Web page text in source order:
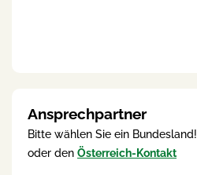
Ansprechpartner
Bitte wählen Sie ein Bundesland!
oder den Österreich-Kontakt